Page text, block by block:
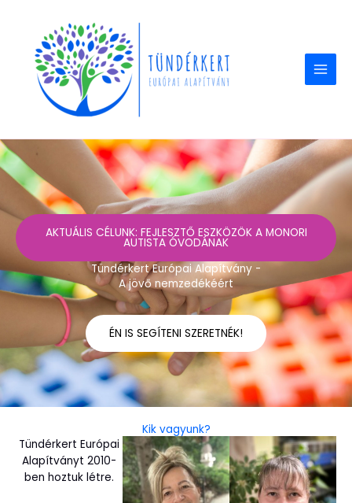
content
AKTUÁLIS CÉLUNK: FEJLESZTŐ ESZKÖZÖK A MONORI
AUTISTA ÓVODÁNAK
Tündérkert Európai Alapítvány -
A jövő nemzedékéért
ÉN IS SEGÍTENI SZERETNÉK!
Kik vagyunk?
Tündérkert Európai
Alapítványt 2010-
ben hoztuk létre.